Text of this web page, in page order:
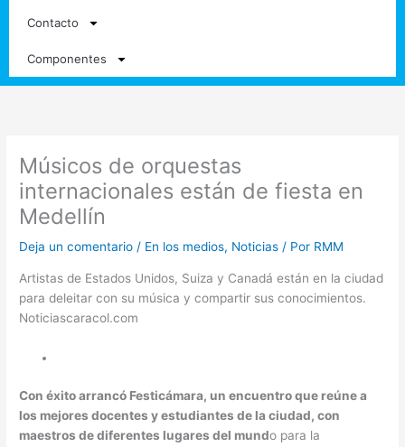
Contacto
Componentes
Músicos de orquestas
internacionales están de fiesta en
Medellín
Deja un comentario / En los medios, Noticias / Por RMM
Artistas de Estados Unidos, Suiza y Canadá están en la ciudad
para deleitar con su música y compartir sus conocimientos.
Noticiascaracol.com
Con éxito arrancó Festicámara, un encuentro que reúne a
los mejores docentes y estudiantes de la ciudad, con
maestros de diferentes lugares del mundo para la